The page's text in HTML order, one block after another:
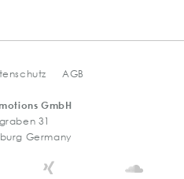
AGB
GmbH
31
Germany
Stein